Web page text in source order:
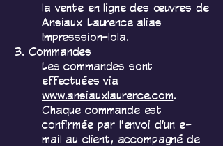
la vente en ligne des œuvres de
Ansiaux Laurence alias
Impresssion-lola.
3. Commandes
Les commandes sont
effectuées via
www.ansiauxlaurence.com.
Chaque commande est
confirmée par l'envoi d'un e-
mail au client, accompagné de